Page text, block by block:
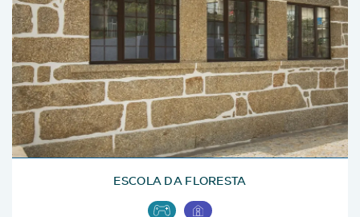
ESCOLA DA FLORESTA